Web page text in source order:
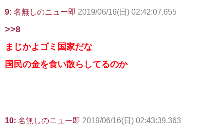
9: 名無しのニュー即 2019/06/16(日) 02:42:07.655
>>8
まじかよゴミ国家だな
国民の金を食い散らしてるのか
10: 名無しのニュー即 2019/06/16(日) 02:43:39.363